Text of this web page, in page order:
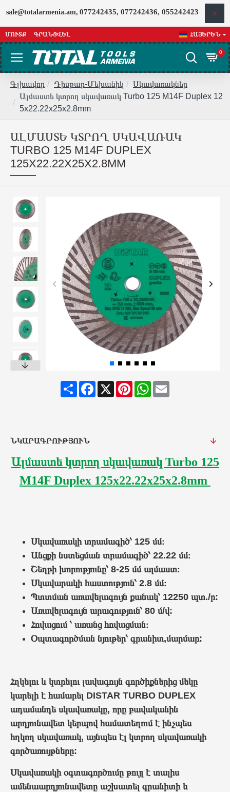
sale@totalarmenia.am, 077242435, 077242436, 055242423
ՄՈՒՏՔ ԳՐԱՆՑՎԵԼ ՀԱՅԵՐԵՆ
0
Գլխավոր Դիսթար-Մեխանիկ
Սկավառակներ
Ալմաստե կտրող սկավառակ Turbo 125 M14F Duplex 12
5x22.22x25x2.8mm
ԱԼՄԱՍՏԵ ԿՏՐՈՂ ՍԿԱՎԱՌԱԿ
TURBO 125 M14F DUPLEX
125X22.22X25X2.8MM
ShareFacebook
X PinterestWhatsApp
Email
ՆԿԱՐԱԳՐՈՒԹՅՈՒՆ
Ալմաստե կտրող սկավառակ Turbo 125
M14F Duplex 125x22.22x25x2.8mm
Սկավառակի տրամագիծ՝ 125 մմ։
Անցքի նստեցման տրամագիծ՝ 22.22 մմ։
Շեղբի խորությունը՝ 8-25 մմ ալմաստ։
Սկավարակի հաստություն՝ 2.8 մմ։
Պտտման առավելագույն քանակ՝ 12250 պտ./ր:
Առավելագույն արագություն՝ 80 մ/վ:
Հովացում ՝ առանց հովացման։
Օպտագործման նյութեր՝ գրանիտ,մարմար:
Հղկելու և կտրելու լավագույն գործիքներից մեկը
կարելի է համարել DISTAR TURBO DUPLEX
ադամանդե սկավառակը, որը բավականին
արդյունավետ կերպով համատեղում է ինչպես
հղկող սկավառակ, այնպես էլ կտրող սկավառակի
գործառույթները:
Սկավառակի օգտագործումը թույլ է տալիս
ամենաարդյունավետը աշխատել գրանիտի և